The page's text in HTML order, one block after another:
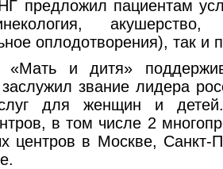
предложил пациентам
оплодотворения), так и
«Мать и дитя»
звание лидера
для женщин и
в том числе 2
центров в Москве, Санкт-